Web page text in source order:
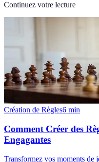
Continuez votre lecture
Création de Règles6 min
Comment Créer des
Engagantes
Transformez vos moments de